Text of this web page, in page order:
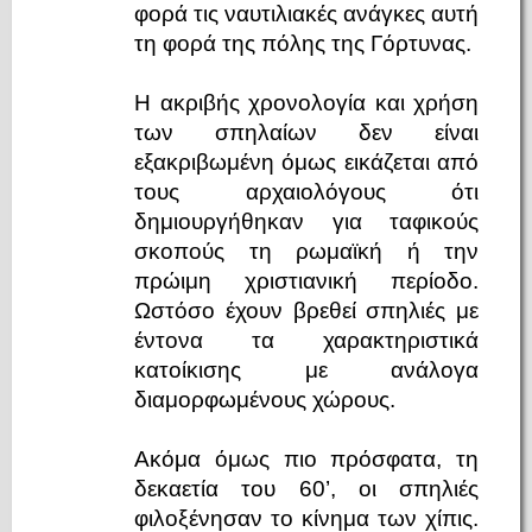
φορά τις ναυτιλιακές ανάγκες αυτή
τη φορά της πόλης της Γόρτυνας.
Η ακριβής χρονολογία και χρήση
των σπηλαίων δεν είναι
εξακριβωμένη όμως εικάζεται από
τους αρχαιολόγους ότι
δημιουργήθηκαν για ταφικούς
σκοπούς τη ρωμαϊκή ή την
πρώιμη χριστιανική περίοδο.
Ωστόσο έχουν βρεθεί σπηλιές με
έντονα τα χαρακτηριστικά
κατοίκισης με ανάλογα
διαμορφωμένους χώρους.
Ακόμα όμως πιο πρόσφατα, τη
δεκαετία του 60’, οι σπηλιές
φιλοξένησαν το κίνημα των χίπις.